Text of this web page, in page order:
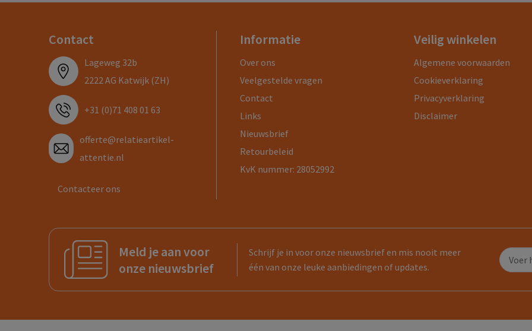
Contact
Lageweg 32b
2222 AG Katwijk (ZH)
+31 (0)71 408 01 63
offerte@relatieartikel-
attentie.nl
Contacteer ons
Informatie
Over ons
Veelgestelde vragen
Contact
Links
Nieuwsbrief
Retourbeleid
KvK nummer: 28052992
Veilig winkelen
Algemene voorwaarden
Cookieverklaring
Privacyverklaring
Disclaimer
Meld je aan voor
onze nieuwsbrief
Schrijf je in voor onze nieuwsbrief en mis nooit meer
één van onze leuke aanbiedingen of updates.